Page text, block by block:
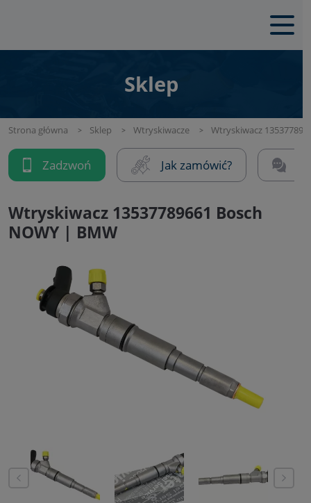
Sklep
Strona główna Sklep Wtryskiwacze Wtryskiwacz
Zadzwoń Jak zamówić?
Wtryskiwacz 13537789661 Bosch
NOWY | BMW